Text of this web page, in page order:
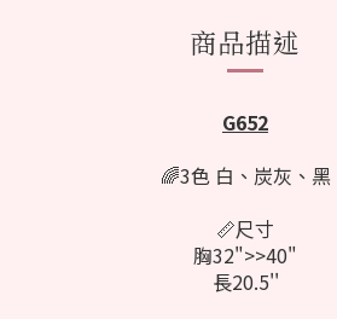
商品描述
G652
🌈3色 白、 炭灰 、黑
📏尺寸
胸32">>40"
長20.5''